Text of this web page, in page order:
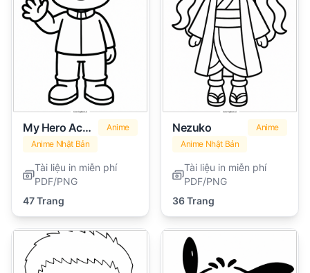
My Hero Academia
Anime
Anime Nhật Bản
Tài liệu in miễn phí
PDF/PNG
47 Trang
Nezuko
Anime
Anime Nhật Bản
Tài liệu in miễn phí
PDF/PNG
36 Trang